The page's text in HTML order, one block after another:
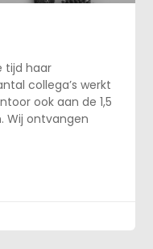
tijd haar
collega’s werkt
ook aan de 1,5
Wij ontvangen